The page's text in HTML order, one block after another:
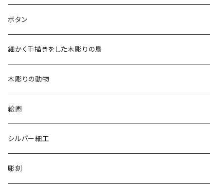
2018
2019
ドレスシャツ
チュニック
リバーシブル 帽子
リバーシブル エコバッグ
ボタン
細かく手描きをした木彫りの鳥
木彫りの動物
絵画
シルバー細工
彫刻